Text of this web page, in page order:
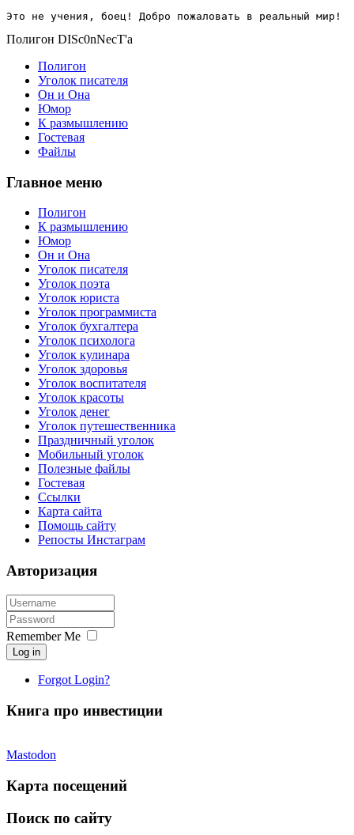
Это не учения, боец! Добро пожаловать в реальный мир!
Полигон DISc0nNecT'a
Полигон
Уголок писателя
Он и Она
Юмор
К размышлению
Гостевая
Файлы
Главное меню
Полигон
К размышлению
Юмор
Он и Она
Уголок писателя
Уголок поэта
Уголок юриста
Уголок программиста
Уголок бухгалтера
Уголок психолога
Уголок кулинара
Уголок здоровья
Уголок воспитателя
Уголок красоты
Уголок денег
Уголок путешественника
Праздничный уголок
Мобильный уголок
Полезные файлы
Гостевая
Ссылки
Карта сайта
Помощь сайту
Репосты Инстаграм
Авторизация
Remember Me
Log in
Forgot Login?
Книга про инвестиции
Mastodon
Карта посещений
Поиск по сайту